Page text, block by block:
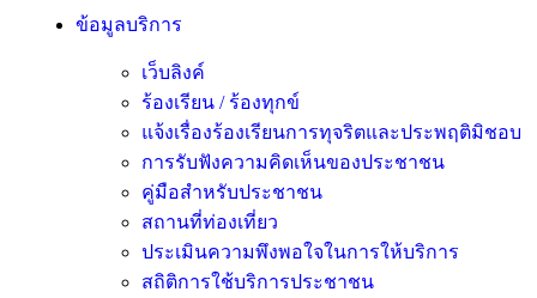
ข้อมูลบริการ
เว็บลิงค์
ร้องเรียน / ร้องทุกข์
แจ้งเรื่องร้องเรียนการทุจริตและประพฤติมิชอบ
การรับฟังความคิดเห็นของประชาชน
คู่มือสำหรับประชาชน
สถานที่ท่องเที่ยว
ประเมินความพึงพอใจในการให้บริการ
สถิติการใช้บริการประชาชน